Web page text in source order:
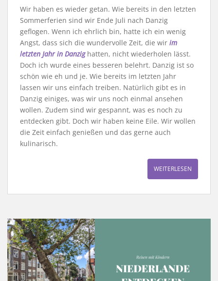
Wir haben es wieder getan. Wie bereits in den letzten
Sommerferien sind wir Ende Juli nach Danzig
geflogen. Wenn ich ehrlich bin, hatte ich ein wenig
Angst, dass sich die wundervolle Zeit, die wir im
letzten Jahr in Danzighatten, nicht wiederholen lässt.
Doch ich wurde eines besseren belehrt. Danzig ist so
schön wie eh und je. Wie bereits im letzten Jahr
lassen wir uns einfach treiben. Natürlich gibt es in
Danzig einiges, was wir uns noch einmal ansehen
wollen. Zudem sind wir gespannt, was es noch zu
entdecken gibt. Doch wir haben keine Eile. Wir wollen
die Zeit einfach genießen und das gerne auch
kulinarisch.
WEITERLESEN